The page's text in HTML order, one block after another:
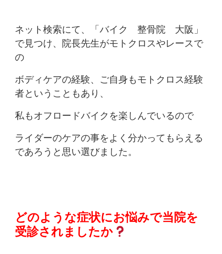
院
ネット検索にて、「バイク 整骨院 大阪」
で見つけ、院長先生がモトクロスやレースで
の
ボディケアの経験、ご自身もモトクロス経験
者ということもあり、
私もオフロードバイクを楽しんでいるので
ライダーのケアの事をよく分かってもらえる
であろうと思い選びました。
どのような症状にお悩みで当院を
受診されましたか